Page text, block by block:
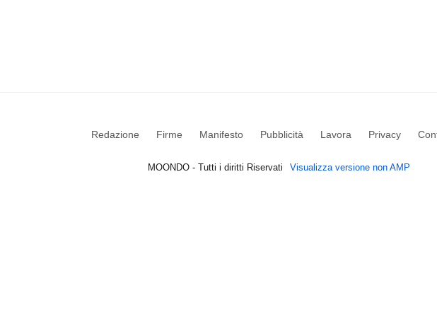
Redazione Firme Manifesto Pubblicità Lavora Privacy
MOONDO - Tutti i diritti Riservati Visualizza versione non AMP